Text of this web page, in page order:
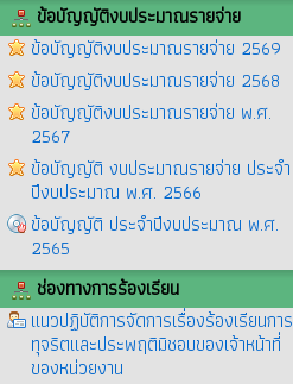
ข้อบัญญัติงบประมาณรายจ่าย
ข้อบัญญัติงบประมาณรายจ่าย 2569
ข้อบัญญัติงบประมาณรายจ่าย 2568
ข้อบัญญัติงบประมาณรายจ่าย พ.ศ.
2567
ข้อบัญญัติ งบประมาณรายจ่าย ประจำ
ปีงบประมาณ พ.ศ. 2566
ข้อบัญญัติ ประจำปีงบประมาณ พ.ศ.
2565
ช่องทางการร้องเรียน
แนวปฏิบัติการจัดการเรื่องร้องเรียนการ
ทุจริตและประพฤติมิชอบของเจ้าหน้าที่
ของหน่วยงาน